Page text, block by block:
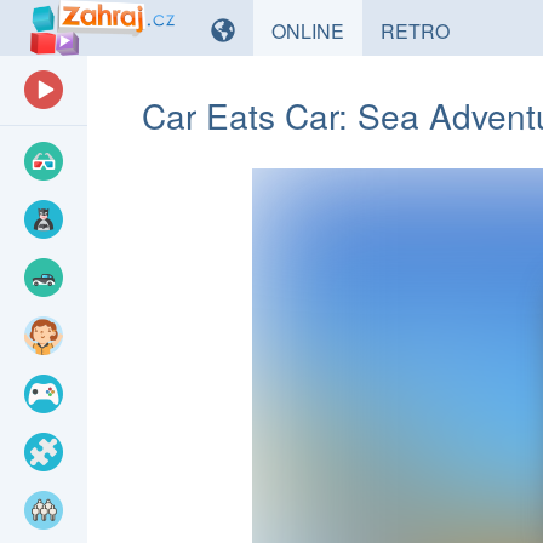
ONLINE HRYRETROHRY
Car Eats Car: Sea